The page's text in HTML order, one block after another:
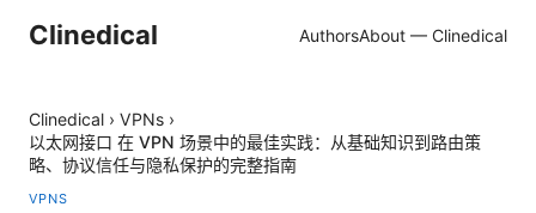
Clinedical AuthorsAbout — Clinedical
Clinedical › VPNs ›
以太网接口 在 VPN 场景中的最佳实践：从基础知识到路由策
略、协议信任与隐私保护的完整指南
VPNS